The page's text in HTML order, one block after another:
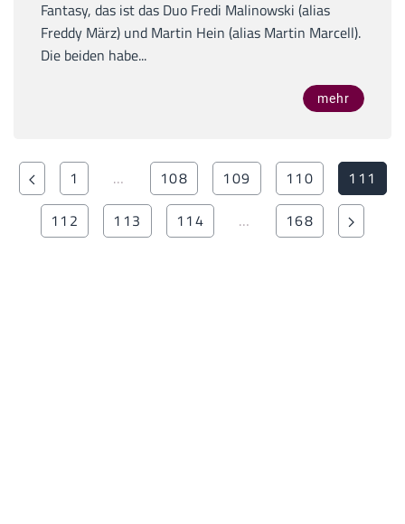
Fantasy, das ist das Duo Fredi Malinowski (alias
Freddy März) und Martin Hein (alias Martin Marcell).
Die beiden habe...
mehr
1 … 108 109 110
111
112
113 114 … 168